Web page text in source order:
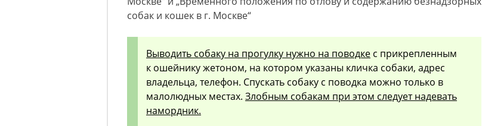
собак и кошек в г. Москве“
Выводить собаку на прогулку нужно на поводке с прикрепленным
к ошейнику жетоном, на котором указаны кличка собаки, адрес
владельца, телефон. Спускать собаку с поводка можно только в
малолюдных местах. Злобным собакам при этом следует надевать
намордник.